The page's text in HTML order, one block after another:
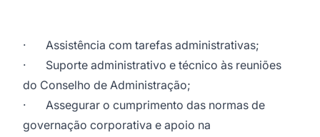
· Assistência com tarefas administrativas;
· Suporte administrativo e técnico às reuniões
do Conselho de Administração;
· Assegurar o cumprimento das normas de
governação corporativa e apoio na